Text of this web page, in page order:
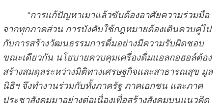
“การแก้ปัญหาเมาแล้วขับต้องอาศัยความร่วมมือ
จากทุกภาคส่วน การบังคับใช้กฎหมายต้องเดินควบคู่ไป
กับการสร้างวัฒนธรรมการดื่มอย่างมีความรับผิดชอบ
ขณะเดียวกัน นโยบายควบคุมเครื่องดื่มแอลกอฮอล์ต้อง
สร้างสมดุลระหว่างมิติทางเศรษฐกิจและสาธารณสุข มูล
นิธิฯ จึงทำงานร่วมกับทั้งภาครัฐ ภาคเอกชน และภาค
ประชาสังคมมาอย่างต่อเนื่องเพื่อสร้างสังคมบนแนวคิด